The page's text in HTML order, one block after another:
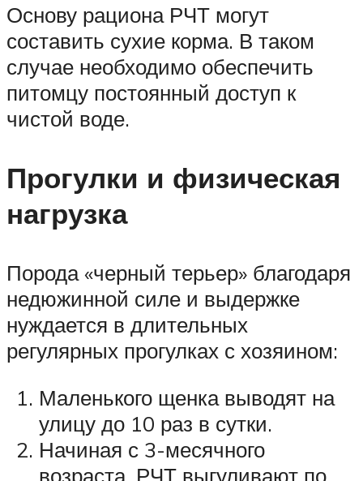
Основу рациона РЧТ могут
составить сухие корма. В таком
случае необходимо обеспечить
питомцу постоянный доступ к
чистой воде.
Прогулки и физическая
нагрузка
Порода «черный терьер» благодаря
недюжинной силе и выдержке
нуждается в длительных
регулярных прогулках с хозяином:
Маленького щенка выводят на
улицу до 10 раз в сутки.
Начиная с 3-месячного
возраста, РЧТ выгуливают по